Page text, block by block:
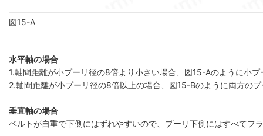
図15-A
水平軸の場合
1.軸間距離が小プーリ径の8倍より小さい場合、図15-Aのように小
2.軸間距離が小プーリ径の8倍以上の場合、図15-Bのように両方の
垂直軸の場合
ベルトが自重で下側にはずれやすいので、プーリ下側にはすべてフ